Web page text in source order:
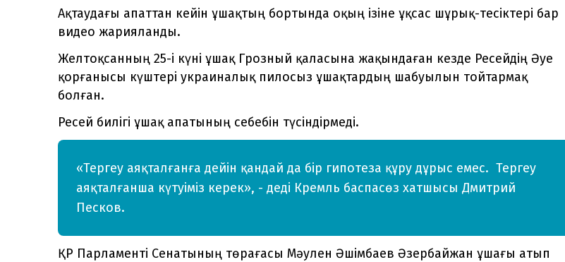
Ақтаудағы апаттан кейін ұшақтың бортында оқың ізіне ұқсас шұрық-тесіктері бар
видео жарияланды.
Желтоқсанның 25-і күні ұшақ Грозный қаласына жақындаған кезде Ресейдің Әуе
қорғанысы күштері украиналық пилосыз ұшақтардың шабуылын тойтармақ
болған.
Ресей билігі ұшақ апатының себебін түсіндірмеді.
«Тергеу аяқталғанға дейін қандай да бір гипотеза құру дұрыс емес. Тергеу
аяқталғанша күтуіміз керек», - деді Кремль баспасөз хатшысы Дмитрий
Песков.
ҚР Парламенті Сенатының төрағасы Мәулен Әшімбаев Әзербайжан ұшағы атып